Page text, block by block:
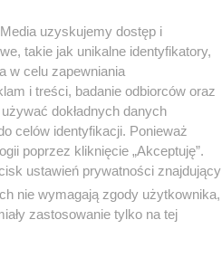
prezydenta od
ze wszystkimi siłami
uzyskujemy dostęp i
takie jak unikalne identyfikatory,
w celu zapewniania
i treści, badanie odbiorców oraz
dokładnych danych
celów identyfikacji. Ponieważ
poprzez kliknięcie „Akceptuję”.
ustawień prywatności znajdujący
nie wymagają zgody użytkownika,
zastosowanie tylko na tej